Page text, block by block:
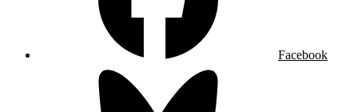
Facebook